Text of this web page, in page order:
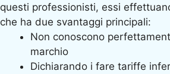
questi professionisti, essi
che ha due svantaggi principali:
Non conoscono
marchio
Dichiarando i fare tariffe